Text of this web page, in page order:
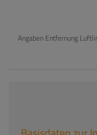
Angaben Entfernung